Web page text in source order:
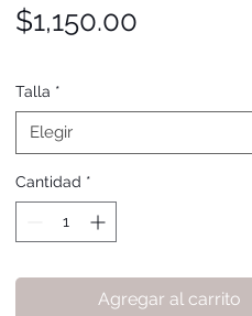
$1,150.00
Talla *
Elegir
Cantidad *
Agregar al carrito